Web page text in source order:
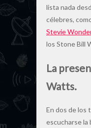
lista nada
célebres,
Stevie
los Stone Bill
La
Watts.
En dos de los
escucharse la